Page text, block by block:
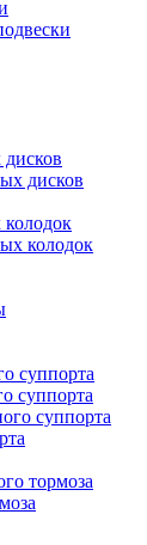
дисков
колодок
суппорта
суппорта
суппорта
тормоза